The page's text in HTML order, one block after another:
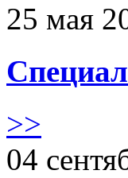
25 мая
>>
04